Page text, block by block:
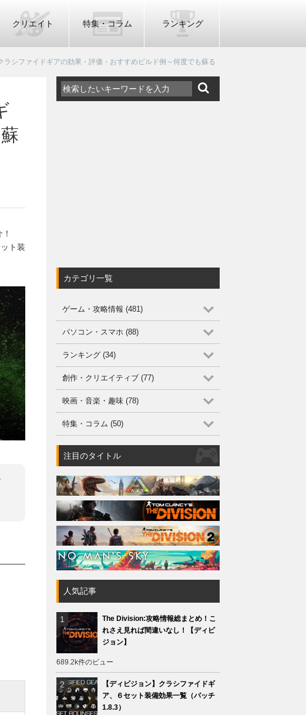
クリエイト 特集・コラム ランキング
ラシファイドギアの効果・評価・おすすめビルド例～何度でも蘇る
ト装
カテゴリ一覧
ゲーム・攻略情報 (481)
パソコン・スマホ (88)
ランキング (34)
創作・クリエイティブ (77)
映画・音楽・趣味 (78)
特集・コラム (50)
注目のタイトル
人気記事
The Division:攻略情報総まとめ！こ
れさえ見れば間違いなし！【ディビ
ジョン】
689.2k件のビュー
【ディビジョン】クラシファイドギ
ア、６セット装備効果一覧（パッチ
1.8.3）